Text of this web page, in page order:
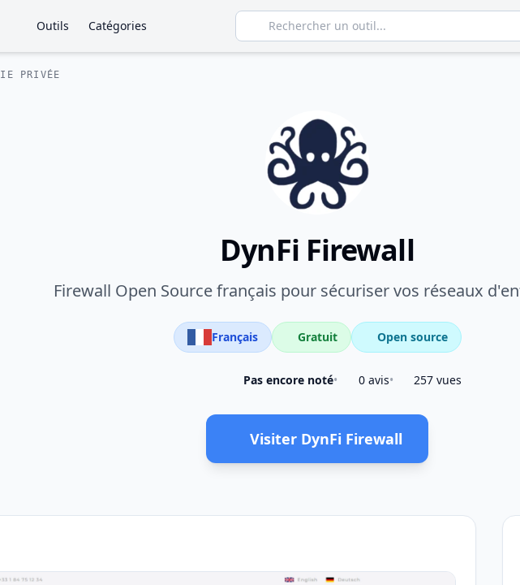
Outils Catégories
PRIVÉE
DynFi Firewall
Firewall Open Source français pour sécuriser vos réseaux
Français Gratuit Open source
Pas encore noté• 0 avis• 257 vues
Visiter DynFi Firewall